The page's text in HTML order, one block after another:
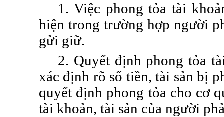
1. Việc phong tỏa tài
hiện trong trường hợp người
gửi giữ.
2. Quyết định phong tỏa
xác định rõ số tiền, tài sản bị
quyết định phong tỏa cho cơ
tài khoản, tài sản của người